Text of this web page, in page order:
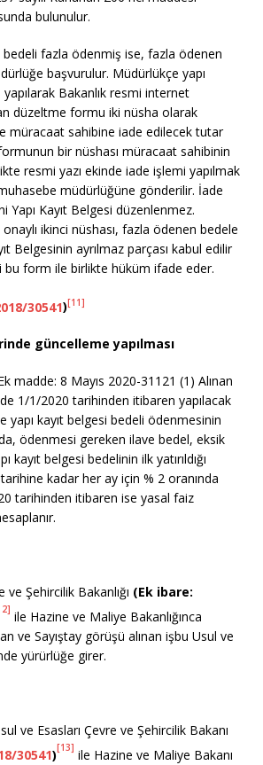
bulunulur.
bedeli fazla ödenmiş ise, fazla ödenen
başvurulur. Müdürlükçe yapı
Bakanlık resmi internet
düzeltme formu iki nüsha olarak
müracaat sahibine iade edilecek tutar
bir nüshası müracaat sahibinin
resmi yazı ekinde iade işlemi yapılmak
müdürlüğüne gönderilir. İade
Yapı Kayıt Belgesi düzenlenmez.
ikinci nüshası, fazla ödenen bedele
Belgesinin ayrılmaz parçası kabul edilir
bu form ile birlikte hüküm ifade eder.
30541)[11]
güncelleme yapılması
madde: 8 Mayıs 2020-31121 (1) Alınan
1/1/2020 tarihinden itibaren yapılacak
yapı kayıt belgesi bedeli ödenmesinin
ödenmesi gereken ilave bedel, eksik
kayıt belgesi bedelinin ilk yatırıldığı
kadar her ay için % 2 oranında
tarihinden itibaren ise yasal faiz
ve Şehircilik Bakanlığı (Ek ibare:
ile Hazine ve Maliye Bakanlığınca
ve Sayıştay görüşü alınan işbu Usul ve
yürürlüğe girer.
ve Esasları Çevre ve Şehircilik Bakanı
30541)[13] ile Hazine ve Maliye Bakanı